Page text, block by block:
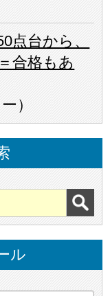
点台から、
合格もあ
）
ル